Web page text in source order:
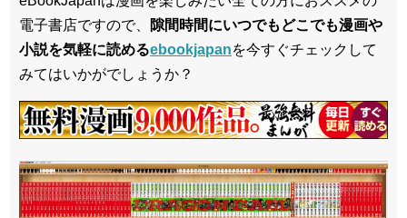
電子書店ですので、
隙間時間にいつでもどこでも漫画や
小説を気軽に読めるebookjapanを今すぐチェックして
みてはいかがでしょうか？